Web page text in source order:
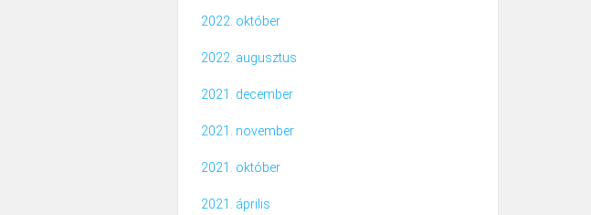
2022. október
2022. augusztus
2021. december
2021. november
2021. október
2021. április